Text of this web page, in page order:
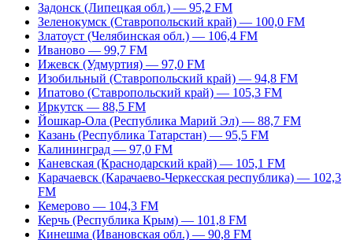
Задонск (Липецкая обл.) — 95,2 FM
Зеленокумск (Ставропольский край) — 100,0 FM
Златоуст (Челябинская обл.) — 106,4 FM
Иваново — 99,7 FM
Ижевск (Удмуртия) — 97,0 FM
Изобильный (Ставропольский край) — 94,8 FM
Ипатово (Ставропольский край) — 105,3 FM
Иркутск — 88,5 FM
Йошкар-Ола (Республика Марий Эл) — 88,7 FM
Казань (Республика Татарстан) — 95,5 FM
Калининград — 97,0 FM
Каневская (Краснодарский край) — 105,1 FM
Карачаевск (Карачаево-Черкесская республика) — 102,3
FM
Кемерово — 104,3 FM
Керчь (Республика Крым) — 101,8 FM
Кинешма (Ивановская обл.) — 90,8 FM